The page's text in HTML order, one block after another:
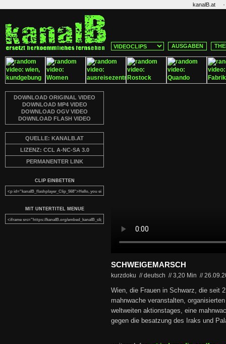
kanalB.at ·
AUSGABEN
DOWNLOAD ORIGINAL VIDEO
DOWNLOAD MP4 VIDEO
DOWNLOAD OGV VIDEO
DOWNLOAD FLASH VIDEO
QUELLE: KANALB.AT
LIZENZ: CCL A-NC-SA 3.0
PERMANENTER LINK
CLIP EINBETTEN
MIT UNTERTITEL MENUE
SCHWEIGEMARSCH
kurzdoku // deutsch //3,20 Min //
Wien, die Frauen in Schwarz, die seit
mahnwache veranstalten,
weltweiten aktionstages, eine
gegen die besatzung des Iraks und